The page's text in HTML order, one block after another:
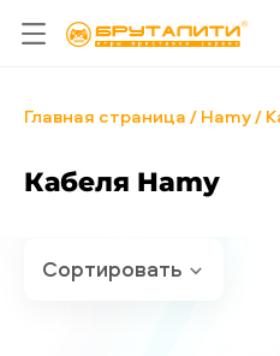
Главная страница Hamy
Кабеля Hamy